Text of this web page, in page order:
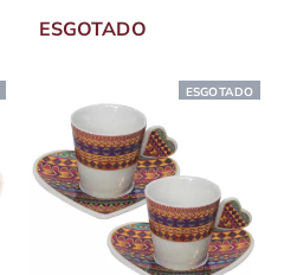
ESGOTADO
ESGOTADO